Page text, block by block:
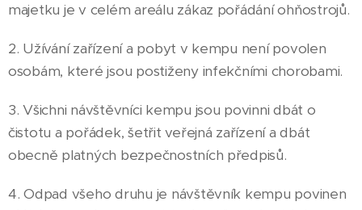
majetku je v celém areálu zákaz pořádání ohňostrojů.
2. Užívání zařízení a pobyt v kempu není povolen
osobám, které jsou postiženy infekčními chorobami.
3. Všichni návštěvníci kempu jsou povinni dbát o
čistotu a pořádek, šetřit veřejná zařízení a dbát
obecně platných bezpečnostních předpisů.
4. Odpad všeho druhu je návštěvník kempu povinen